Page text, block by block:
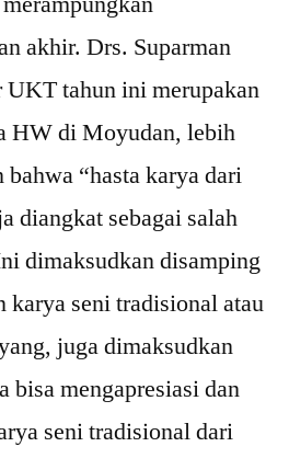
akhir. Drs. Suparman
UKT tahun ini merupakan
HW di Moyudan, lebih
“hasta karya dari
diangkat sebagai salah
dimaksudkan disamping
karya seni tradisional atau
juga dimaksudkan
bisa mengapresiasi dan
seni tradisional dari